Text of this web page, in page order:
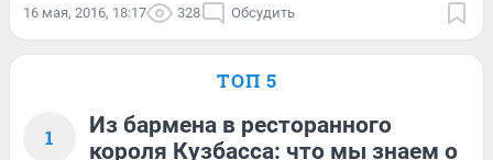
16 мая, 2016, 18:17 328 Обсудить
ТОП 5
1
Из бармена в ресторанного
короля Кузбасса: что мы знаем о